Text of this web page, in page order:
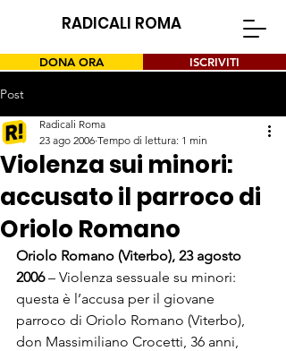
RADICALI ROMA
DONA ORA ISCRIVITI
Post
Violenza sui minori:
accusato il parroco di
Oriolo Romano
Radicali Roma
23 ago 2006 Tempo di lettura: 1 min
Oriolo Romano (Viterbo), 23 agosto
2006 – Violenza sessuale su minori:
questa è l’accusa per il giovane
parroco di Oriolo Romano (Viterbo),
don Massimiliano Crocetti, 36 anni,